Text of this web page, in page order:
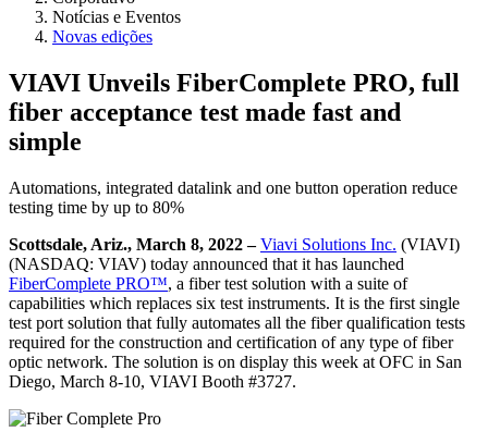
Notícias e Eventos
Novas edições
VIAVI Unveils FiberComplete PRO, full
fiber acceptance test made fast and
simple
Automations, integrated datalink and one button operation reduce
testing time by up to 80%
Scottsdale, Ariz., March 8, 2022 – Viavi Solutions Inc. (VIAVI)
(NASDAQ: VIAV) today announced that it has launched
FiberComplete PRO™, a fiber test solution with a suite of
capabilities which replaces six test instruments. It is the first single
test port solution that fully automates all the fiber qualification tests
required for the construction and certification of any type of fiber
optic network. The solution is on display this week at OFC in San
Diego, March 8-10, VIAVI Booth #3727.